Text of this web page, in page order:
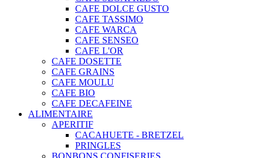
CAFE DOLCE GUSTO
CAFE TASSIMO
CAFE WARCA
CAFE SENSEO
CAFE L'OR
CAFE DOSETTE
CAFE GRAINS
CAFE MOULU
CAFE BIO
CAFE DECAFEINE
ALIMENTAIRE
APERITIF
CACAHUETE - BRETZEL
PRINGLES
BONBONS CONFISERIES